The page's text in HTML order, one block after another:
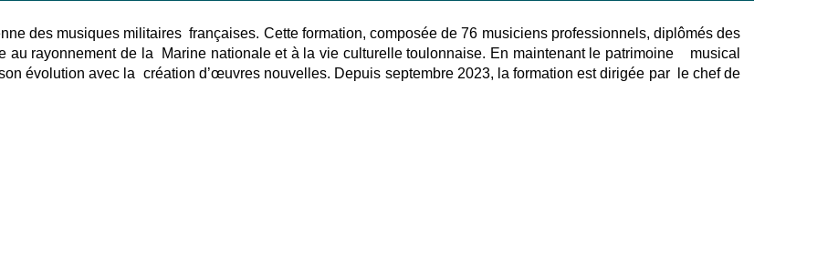
des musiques militaires françaises. Cette formation, composée de 76 musiciens professionnels, diplômés des
au rayonnement de la Marine nationale et à la vie culturelle toulonnaise. En maintenant le patrimoine musical
évolution avec la création d’œuvres nouvelles. Depuis septembre 2023, la formation est dirigée par le chef de